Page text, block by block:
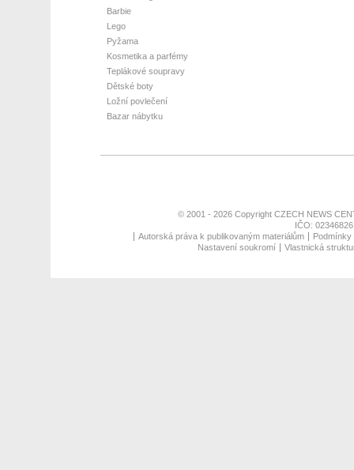
Barbie
Lego
Pyžama
Kosmetika a parfémy
Teplákové soupravy
Dětské boty
Ložní povlečení
Bazar nábytku
© 2001 - 2026 Copyright CZECH NEWS
IČO:
Autorská práva k publikovaným materiálům
Nastavení soukromí
Vlastnická